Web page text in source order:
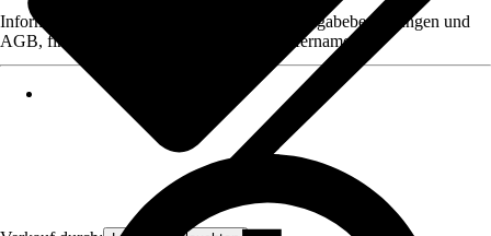
Informationen des Verkäufers, wie z. B. Rückgabebedingungen und
AGB, finden Sie bei Klick auf den Verkäufernamen.